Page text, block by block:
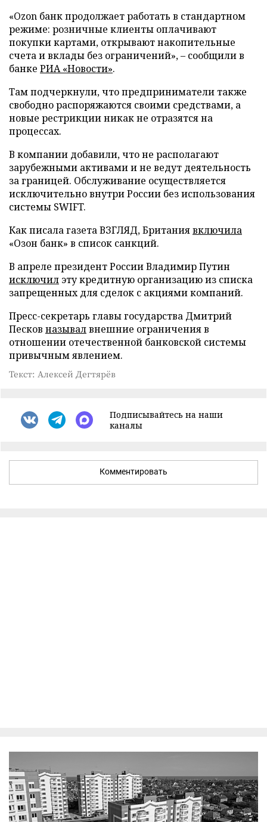
«Ozon банк продолжает работать в стандартном
режиме: розничные клиенты оплачивают
покупки картами, открывают накопительные
счета и вклады без ограничений», – сообщили в
банке РИА «Новости».
Там подчеркнули, что предприниматели также
свободно распоряжаются своими средствами, а
новые рестрикции никак не отразятся на
процессах.
В компании добавили, что не располагают
зарубежными активами и не ведут деятельность
за границей. Обслуживание осуществляется
исключительно внутри России без использования
системы SWIFT.
Как писала газета ВЗГЛЯД, Британиявключила
«Озон банк» в список санкций.
В апреле президент России Владимир Путин
исключил эту кредитную организацию из списка
запрещенных для сделок с акциями компаний.
Пресс-секретарь главы государства Дмитрий
Песков называлвнешние ограничения в
отношении отечественной банковской системы
привычным явлением.
Текст: Алексей Дегтярёв
Подписывайтесь на наши
каналы
Комментировать